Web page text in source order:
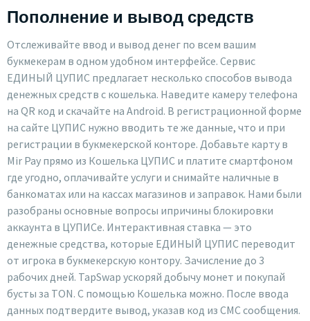
Пополнение и вывод средств
Отслеживайте ввод и вывод денег по всем вашим
букмекерам в одном удобном интерфейсе. Сервис
ЕДИНЫЙ ЦУПИС предлагает несколько способов вывода
денежных средств с кошелька. Наведите камеру телефона
на QR код и скачайте на Android. В регистрационной форме
на сайте ЦУПИС нужно вводить те же данные, что и при
регистрации в букмекерской конторе. Добавьте карту в
Mir Pay прямо из Кошелька ЦУПИС и платите смартфоном
где угодно, оплачивайте услуги и снимайте наличные в
банкоматах или на кассах магазинов и заправок. Нами были
разобраны основные вопросы ипричины блокировки
аккаунта в ЦУПИСе. Интерактивная ставка — это
денежные средства, которые ЕДИНЫЙ ЦУПИС переводит
от игрока в букмекерскую контору. Зачисление до 3
рабочих дней. TapSwap ускоряй добычу монет и покупай
бусты за TON. С помощью Кошелька можно. После ввода
данных подтвердите вывод, указав код из СМС сообщения.